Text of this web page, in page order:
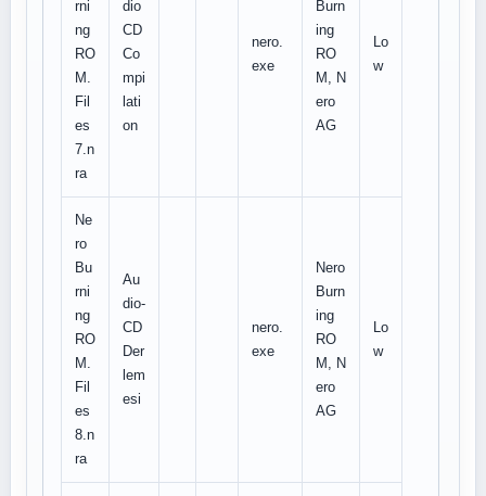
rni
ng
RO
M.
Fil
es
7.n
ra
dio
CD
Co
mpi
lati
on
nero.
exe
Burn
ing
RO
M, N
ero
AG
Lo
w
Ne
ro
Bu
rni
ng
RO
M.
Fil
es
8.n
ra
Au
dio-
CD
Der
lem
esi
nero.
exe
Nero
Burn
ing
RO
M, N
ero
AG
Lo
w